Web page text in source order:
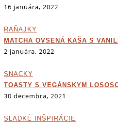
16 januára, 2022
RAŇAJKY
MATCHA OVSENÁ KAŠA S
2 januára, 2022
SNACKY
TOASTY S VEGÁNSKYM
30 decembra, 2021
SLADKÉ INŠPIRÁCIE